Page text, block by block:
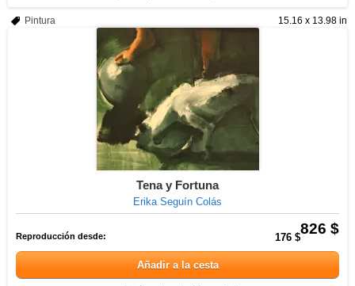
15.16 x 13.98 in
Pintura
Tena y Fortuna
Erika Seguín Colás
826 $
Reproducción desde: 176 $
Añadir a la cesta